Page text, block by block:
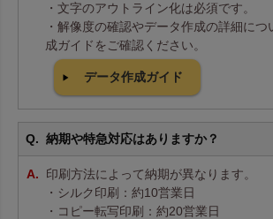
・文字のアウトライン化は必須です。
・解像度の確認やデータ作成の詳細に
成ガイドをご確認ください。
データ作成ガイド
納期や特急対応はありますか？
印刷方法によって納期が異なります。
・シルク印刷：約10営業日
・コピー転写印刷：約20営業日